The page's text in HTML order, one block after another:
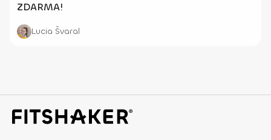
ZDARMA!
Lucia Švaral